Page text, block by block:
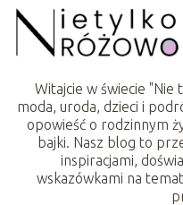
Witajcie w świecie "Nie
moda, uroda, dzieci i
opowieść o rodzinnym
bajki. Nasz blog to
inspiracjami,
wskazówkami na